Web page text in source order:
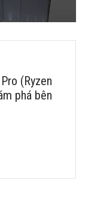
(Ryzen
phá bên